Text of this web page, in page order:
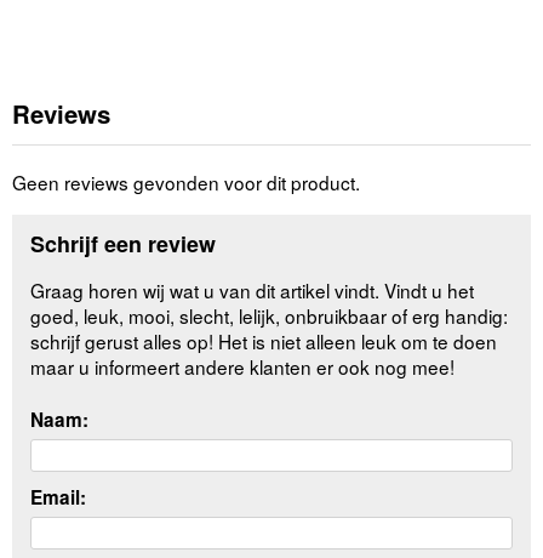
Reviews
Geen reviews gevonden voor dit product.
Schrijf een review
Graag horen wij wat u van dit artikel vindt. Vindt u het
goed, leuk, mooi, slecht, lelijk, onbruikbaar of erg handig:
schrijf gerust alles op! Het is niet alleen leuk om te doen
maar u informeert andere klanten er ook nog mee!
Naam:
Email: